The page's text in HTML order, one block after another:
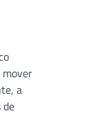
mover
a